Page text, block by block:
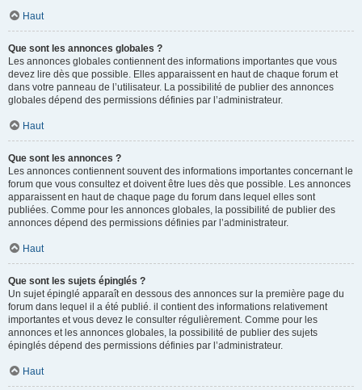
Haut
Que sont les annonces globales ?
Les annonces globales contiennent des informations importantes que vous
devez lire dès que possible. Elles apparaissent en haut de chaque forum et
dans votre panneau de l’utilisateur. La possibilité de publier des annonces
globales dépend des permissions définies par l’administrateur.
Haut
Que sont les annonces ?
Les annonces contiennent souvent des informations importantes concernant le
forum que vous consultez et doivent être lues dès que possible. Les annonces
apparaissent en haut de chaque page du forum dans lequel elles sont
publiées. Comme pour les annonces globales, la possibilité de publier des
annonces dépend des permissions définies par l’administrateur.
Haut
Que sont les sujets épinglés ?
Un sujet épinglé apparaît en dessous des annonces sur la première page du
forum dans lequel il a été publié. il contient des informations relativement
importantes et vous devez le consulter régulièrement. Comme pour les
annonces et les annonces globales, la possibilité de publier des sujets
épinglés dépend des permissions définies par l’administrateur.
Haut